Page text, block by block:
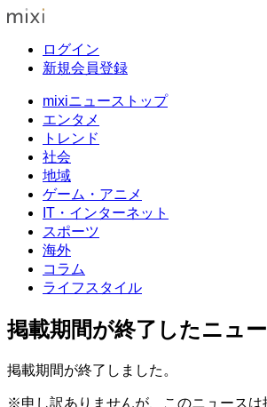
ログイン
新規会員登録
mixiニューストップ
エンタメ
トレンド
社会
地域
ゲーム・アニメ
IT・インターネット
スポーツ
海外
コラム
ライフスタイル
掲載期間が終了したニュ
掲載期間が終了しました。
※申し訳ありませんが、このニュース